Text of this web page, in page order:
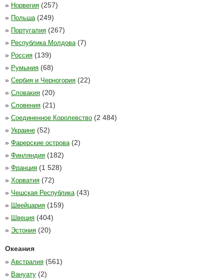
» Норвегия (257)
» Польша (249)
» Португалия (267)
» Республика Молдова (7)
» Россия (139)
» Румыния (68)
» Сербия и Черногория (22)
» Словакия (20)
» Словения (21)
» Соединенное Королевство (2 484)
» Украине (52)
» Фарерские острова (2)
» Финляндия (182)
» Франция (1 528)
» Хорватия (72)
» Чешская Республика (43)
» Швейцария (159)
» Швеция (404)
» Эстония (20)
Океания
» Австралия (561)
» Вануату (2)